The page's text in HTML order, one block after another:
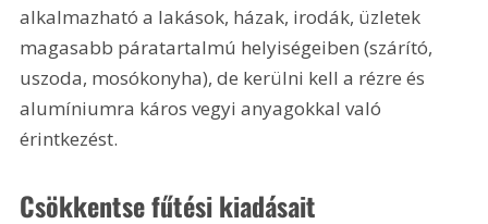
alkalmazható a lakások, házak, irodák, üzletek
magasabb páratartalmú helyiségeiben (szárító,
uszoda, mosókonyha), de kerülni kell a rézre és
alumíniumra káros vegyi anyagokkal való
érintkezést.
Csökkentse fűtési kiadásait